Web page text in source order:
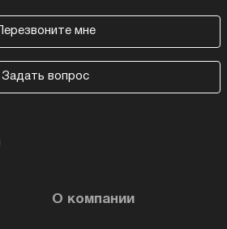
Перезвоните мне
Задать вопрос
О компании